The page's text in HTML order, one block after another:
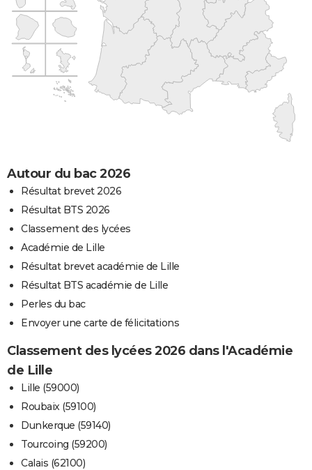
Autour du bac 2026
Résultat brevet 2026
Résultat BTS 2026
Classement des lycées
Académie de Lille
Résultat brevet académie de Lille
Résultat BTS académie de Lille
Perles du bac
Envoyer une carte de félicitations
Classement des lycées 2026 dans l'Académie
de Lille
Lille (59000)
Roubaix (59100)
Dunkerque (59140)
Tourcoing (59200)
Calais (62100)